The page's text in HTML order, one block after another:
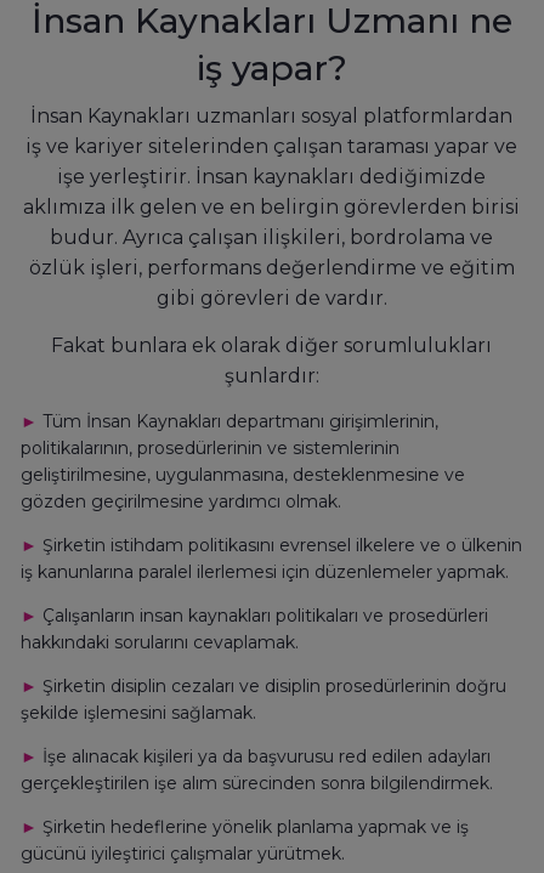
İnsan Kaynakları Uzmanı ne
iş yapar?
İnsan Kaynakları uzmanları sosyal platformlardan
iş ve kariyer sitelerinden çalışan taraması yapar ve
işe yerleştirir. İnsan kaynakları dediğimizde
aklımıza ilk gelen ve en belirgin görevlerden birisi
budur. Ayrıca çalışan ilişkileri, bordrolama ve
özlük işleri, performans değerlendirme ve eğitim
gibi görevleri de vardır.
Fakat bunlara ek olarak diğer sorumlulukları
şunlardır:
► Tüm İnsan Kaynakları departmanı girişimlerinin,
politikalarının, prosedürlerinin ve sistemlerinin
geliştirilmesine, uygulanmasına, desteklenmesine ve
gözden geçirilmesine yardımcı olmak.
► Şirketin istihdam politikasını evrensel ilkelere ve o ülkenin
iş kanunlarına paralel ilerlemesi için düzenlemeler yapmak.
► Çalışanların insan kaynakları politikaları ve prosedürleri
hakkındaki sorularını cevaplamak.
► Şirketin disiplin cezaları ve disiplin prosedürlerinin doğru
şekilde işlemesini sağlamak.
► İşe alınacak kişileri ya da başvurusu red edilen adayları
gerçekleştirilen işe alım sürecinden sonra bilgilendirmek.
► Şirketin hedeflerine yönelik planlama yapmak ve iş
gücünü iyileştirici çalışmalar yürütmek.